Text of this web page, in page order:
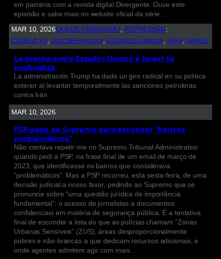
em parceria com a revista digital Divergente. Ouve este
episódio e sabe mais no website oficial da série.
MAR 10, 2026QUEER FEMINISMO, REPRESSÃO:
CONFLICTO, DISCREPANCIAS, ESTADOS UNIDOS, IRÁN, ISRAEL
La brecha entre Estados Unidos e Israel se
profundiza
La administración Trump ha dado un giro radical en su política
exterior al levantar temporalmente las sanciones petroleras
contra Irán.
MAR 10, 2026
PSP pede ao Supremo para esconder “bairros
problemáticos”
Não contava repetir-me no Supremo Tribunal Administrativo
quando pedi à PSP, na frase final de um email de março de
2023, que identificasse os bairros que considerava
“problemáticos”. Mas a PSP recorreu, esta sexta-feira, de uma
decisão judicial a nosso favor, pedindo ao Supremo que se
pronuncie sobre “uma questão jurídica de importância
fundamental”: o acesso de jornalistas a documentos
confidenciais em matéria de segurança pública. É a tentativa
final de esconder a lista do que as polícias chamam “Zonas
Urbanas Sensíveis” (ZUS), áreas desproporcionalmente
pobres e não-brancas a que dedicam recursos adicionais, e
onde agentes admitem agir com mais…